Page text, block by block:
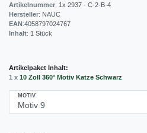
Artikelnummer: 1x 2937 - C-2-B-4
Hersteller: NAUC
EAN:4058797024767
Inhalt: 1 Stück
Artikelpaket Inhalt:
1 x 10 Zoll 360° Motiv Katze Schwarz
MOTIV